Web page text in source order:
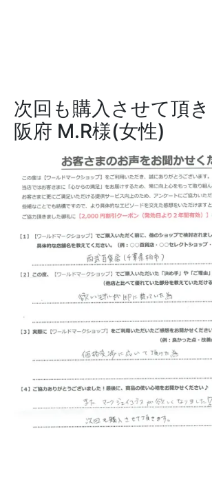
次回も購入させて頂き
阪府 M.R様(女性)